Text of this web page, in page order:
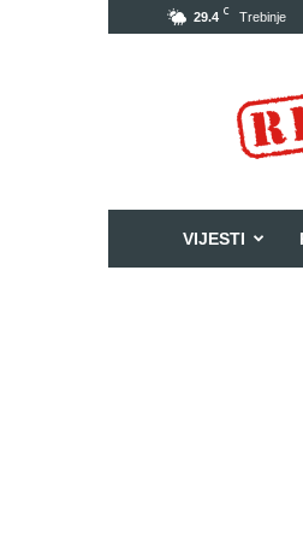
29.4 C Trebinje
VIJESTI